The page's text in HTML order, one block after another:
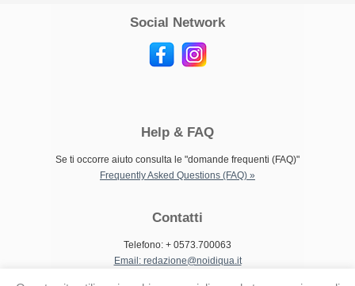
Social Network
Help & FAQ
Se ti occorre aiuto consulta le "domande frequenti (FAQ)"
Frequently Asked Questions (FAQ) »
Contatti
Telefono: + 0573.700063
Email: redazione@noidiqua.it